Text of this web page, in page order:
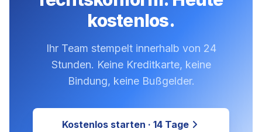
kostenlos.
Ihr Team stempelt innerhalb von 24
Stunden. Keine Kreditkarte, keine
Bindung, keine Bußgelder.
Kostenlos starten · 14 Tage